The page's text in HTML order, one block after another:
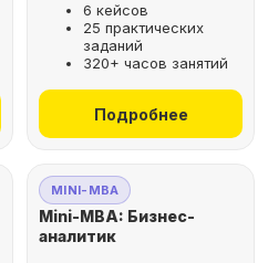
6 кейсов
25 практических
заданий
320+ часов занятий
Подробнее
MINI-MBA
Mini-MBA: Бизнес-
аналитик